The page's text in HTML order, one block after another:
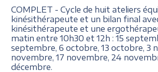
COMPLET - Cycle de huit ateliers
kinésithérapeute et un bilan final
kinésithérapeute et une
matin entre 10h30 et 12h : 15
septembre, 6 octobre, 13 octobre, 3
novembre, 17 novembre, 24
décembre.